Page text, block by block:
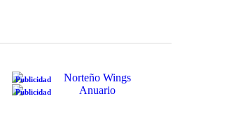
Publicidad
Publicidad